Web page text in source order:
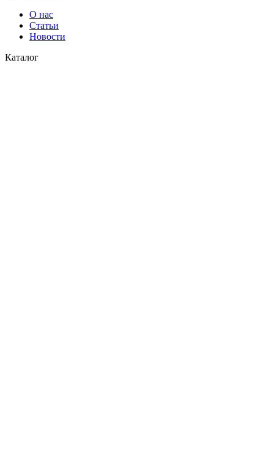
О нас
Статьи
Новости
Каталог